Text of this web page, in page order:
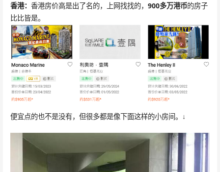
香港： 香港房价高是出了名的，上网找找的， 900多万港币的房子
比比皆是。
便宜点的也不是没有，但很多都是像下面这样的小房间。↓